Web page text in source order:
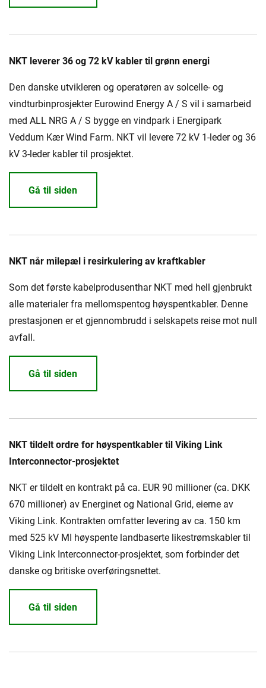
NKT leverer 36 og 72 kV kabler til grønn energi
Den danske utvikleren og operatøren av solcelle- og
vindturbinprosjekter Eurowind Energy A / S vil i samarbeid
med ALL NRG A / S bygge en vindpark i Energipark
Veddum Kær Wind Farm. NKT vil levere 72 kV 1-leder og 36
kV 3-leder kabler til prosjektet.
Gå til siden
NKT når milepæl i resirkulering av kraftkabler
Som det første kabelprodusenthar NKT med hell gjenbrukt
alle materialer fra mellomspentog høyspentkabler. Denne
prestasjonen er et gjennombrudd i selskapets reise mot null
avfall.
Gå til siden
NKT tildelt ordre for høyspentkabler til Viking Link
Interconnector-prosjektet
NKT er tildelt en kontrakt på ca. EUR 90 millioner (ca. DKK
670 millioner) av Energinet og National Grid, eierne av
Viking Link. Kontrakten omfatter levering av ca. 150 km
med 525 kV MI høyspente landbaserte likestrømskabler til
Viking Link Interconnector-prosjektet, som forbinder det
danske og britiske overføringsnettet.
Gå til siden